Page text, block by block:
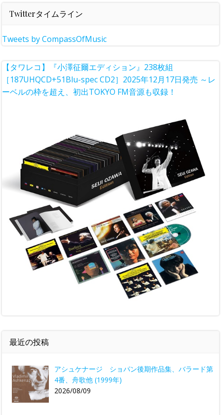
Twitterタイムライン
Tweets by CompassOfMusic
【タワレコ】『小澤征爾エディション』238枚組
［187UHQCD+51Blu-spec CD2］2025年12月17日発売 ～レ
ーベルの枠を超え、初出TOKYO FM音源も収録！
最近の投稿
アシュケナージ ショパン後期作品集、バラード第
4番、舟歌他 (1999年)
2026/08/09